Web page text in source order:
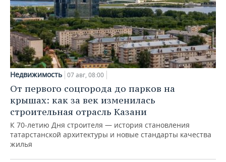
Недвижимость 07 авг, 08:00
От первого соцгорода до парков на
крышах: как за век изменилась
строительная отрасль Казани
К 70-летию Дня строителя — история становления
татарстанской архитектуры и новые стандарты качества
жилья